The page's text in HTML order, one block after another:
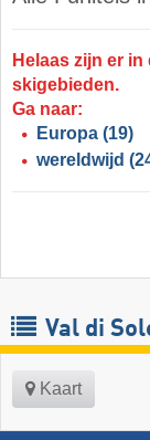
Helaas zijn er
skigebieden.
Ga naar:
Europa (19)
wereldwijd
Val di
Kaart